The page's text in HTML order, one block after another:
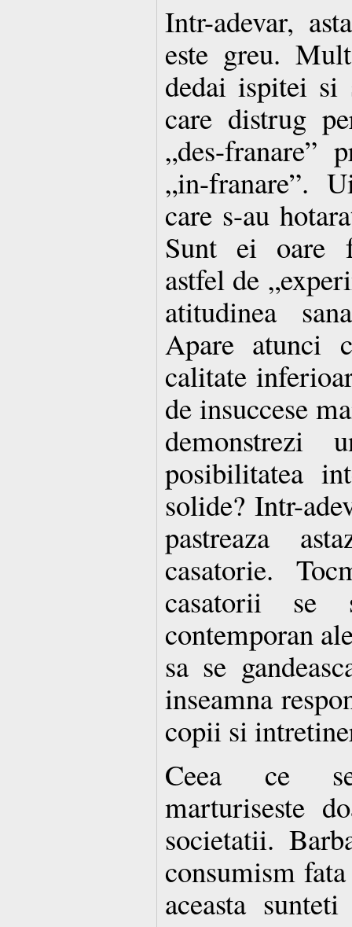
Intr-adevar,
este greu.
dedai ispitei si
care distrug
„des-franare”
„in-franare”.
care s-au
Sunt ei oare
astfel de
atitudinea
Apare atunci
calitate
de insuccese
demonstrezi
posibilitatea
solide? Intr-
pastreaza
casatorie.
casatorii se
contemporan
sa se
inseamna
copii si
Ceea ce
marturiseste
societatii.
consumism
aceasta